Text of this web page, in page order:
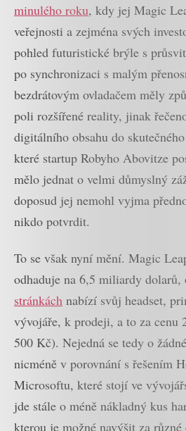
minulého roku, kdy jej Magic
veřejnosti a zejména svých
pohled futuristické brýle s
po synchronizaci s malým
bezdrátovým ovladačem měly
poli rozšířené reality, jinak
digitálního obsahu do
které startup Robyho Abovitze
mělo jednat o velmi důmyslný
doposud jej nemohl vyjma
nikdo potvrdit.
To se však nyní mění. Magic
odhaduje na 6,5 miliardy dolarů,
stránkách nabízí svůj headset,
vývojáře, k prodeji, a to za cenu
500 Kč). Nejedná se tedy o
nicméně v porovnání s řešením
Microsoftu, které stojí ve
jde stále o méně nákladný kus
kterou je možné navýšit za různé